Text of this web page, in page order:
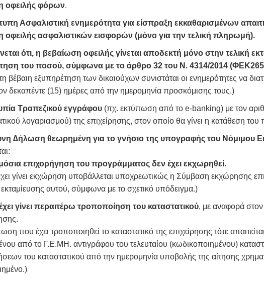
οφειλής φόρων.
Ασφαλιστική ενημερότητα για είσπραξη εκκαθαρισμένων
οφειλής ασφαλιστικών εισφορών (μόνο για την τελική πληρωμή).
ότι, η βεβαίωση οφειλής γίνεται αποδεκτή μόνο στην τελική
του ποσού, σύμφωνα με το άρθρο 32 του Ν. 4314/2014
εξυπηρέτηση των δικαιούχων συνιστάται οι ενημερότητες να
δεκαπέντε (15) ημέρες από την ημερομηνία προσκόμισης τους.)
Τραπεζικού εγγράφου (πχ. εκτύπωση από το e-banking) με τον
λογαριασμού) της επιχείρησης, στον οποίο θα γίνει η κατάθεση του
∆ήλωση θεωρημένη για το γνήσιο της υπογραφής του Νόμιμου
επιχορήγηση του προγράμματος δεν έχει εκχωρηθεί.
γίνει εκχώρηση υποβάλλεται υποχρεωτικώς η Σύμβαση εκχώρησης
αυτού, σύμφωνα με το σχετικό υπόδειγμα.)
γίνει περαιτέρω τροποποίηση του καταστατικού, με αναφορά στον
που έχει τροποποιηθεί το καταστατικό της επιχείρησης τότε
από το Γ.Ε.ΜΗ. αντιγράφου του τελευταίου (κωδικοποιημένου)
του καταστατικού από την ημερομηνία υποβολής της αίτησης